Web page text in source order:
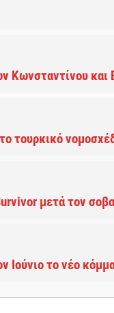
Κωνσταντίνου
τουρκικό
μετά τον
Ιούνιο το νέο